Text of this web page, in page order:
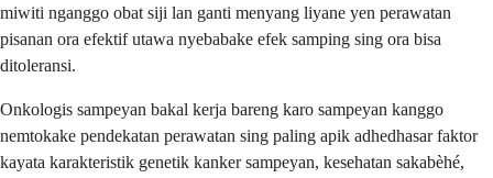
miwiti nganggo obat siji lan ganti menyang liyane yen perawatan
pisanan ora efektif utawa nyebabake efek samping sing ora bisa
ditoleransi.
Onkologis sampeyan bakal kerja bareng karo sampeyan kanggo
nemtokake pendekatan perawatan sing paling apik adhedhasar faktor
kayata karakteristik genetik kanker sampeyan, kesehatan sakabèhé,